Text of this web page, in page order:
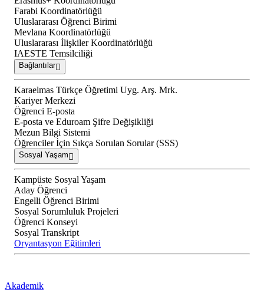
Farabi Koordinatörlüğü
Uluslararası Öğrenci Birimi
Mevlana Koordinatörlüğü
Uluslararası İlişkiler Koordinatörlüğü
IAESTE Temsilciliği
Bağlantılar
Karaelmas Türkçe Öğretimi Uyg. Arş. Mrk.
Kariyer Merkezi
Öğrenci E-posta
E-posta ve Eduroam Şifre Değişikliği
Mezun Bilgi Sistemi
Öğrenciler İçin Sıkça Sorulan Sorular (SSS)
Sosyal Yaşam
Kampüste Sosyal Yaşam
Aday Öğrenci
Engelli Öğrenci Birimi
Sosyal Sorumluluk Projeleri
Öğrenci Konseyi
Sosyal Transkript
Oryantasyon Eğitimleri
Akademik